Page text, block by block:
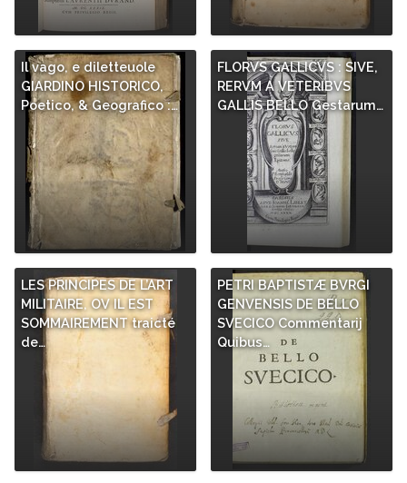
Il vago, e diletteuole
GIARDINO HISTORICO,
Poetico, & Geografico :…
FLORVS GALLICVS : SIVE,
RERVM A VETERIBVS
GALLIS BELLO Gestarum…
LES PRINCIPES DE L’ART
MILITAIRE, OV IL EST
SOMMAIREMENT traicté
de…
PETRI BAPTISTÆ BVRGI
GENVENSIS DE BELLO
SVECICO Commentarij
Quibus…